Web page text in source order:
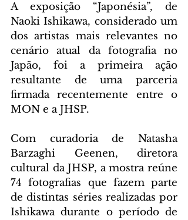
A exposição “Japonésia”, de
Naoki Ishikawa, considerado um
dos artistas mais relevantes no
cenário atual da fotografia no
Japão, foi a primeira ação
resultante de uma parceria
firmada recentemente entre o
MON e a JHSP.
Com curadoria de Natasha
Barzaghi Geenen, diretora
cultural da JHSP, a mostra reúne
74 fotografias que fazem parte
de distintas séries realizadas por
Ishikawa durante o período de